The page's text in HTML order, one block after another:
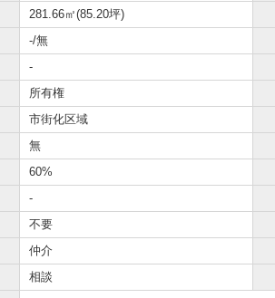
281.66㎡(85.20坪)
-/無
-
所有権
市街化区域
無
60%
-
不要
仲介
相談